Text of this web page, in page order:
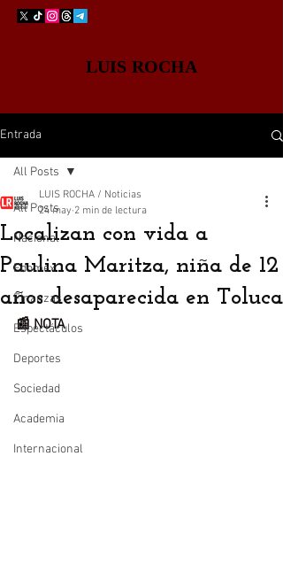
LUIS ROCHA
Entrada
All Posts
Nacional
Edomex
Finanzas
Espectáculos
Deportes
Sociedad
Academia
Internacional
All Posts
Localizan con vida a
Paulina Maritza, niña de 12
años desaparecida en Toluca
LUIS ROCHA / Noticias
24 may 2 min de lectura
📰 NOTA